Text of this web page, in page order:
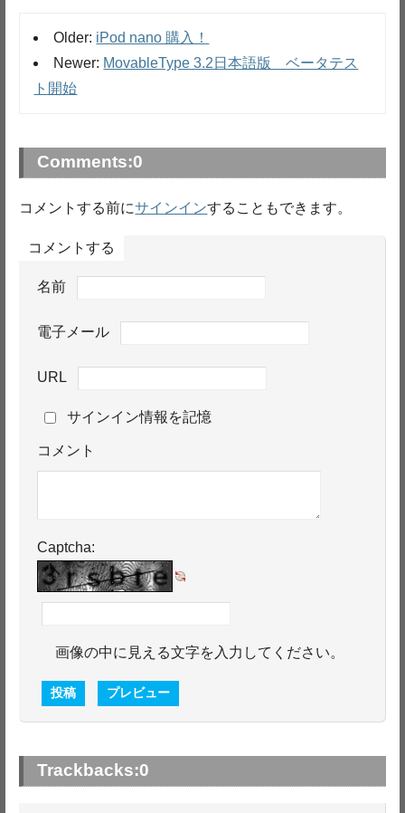
Older: iPod nano 購入！
Newer: MovableType 3.2日本語版 ベータテス
ト開始
Comments:0
コメントする前にサインインすることもできます。
コメントする
名前
電子メール
URL
サインイン情報を記憶
コメント
Captcha:
画像の中に見える文字を入力してください。
Trackbacks:0